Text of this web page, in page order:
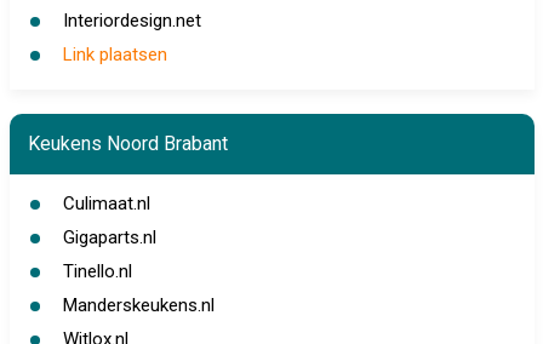
Interiordesign.net
Link plaatsen
Keukens Noord Brabant
Culimaat.nl
Gigaparts.nl
Tinello.nl
Manderskeukens.nl
Witlox.nl